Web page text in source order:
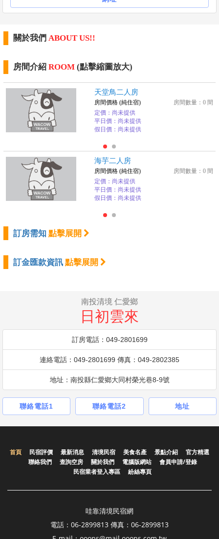
關於我們 ABOUT US!!
房間介紹 ROOM (點擊縮圖放大)
天堂鳥二人房
房間數量：0 間
房間價格 (純住宿)
定價：尚未提供
平日價：尚未提供
假日價：尚未提供
海芋二人房
房間數量：0 間
房間價格 (純住宿)
定價：尚未提供
平日價：尚未提供
假日價：尚未提供
訂房需知 點擊展開
訂金匯款資訊 點擊展開
南投清境 仁愛鄉
日初雲來
訂房電話：049-2801699
連絡電話：049-2801699 傳真：049-2802385
地址：南投縣仁愛鄉大同村榮光巷8-9號
聯絡電話1 聯絡電話2 地址
首頁 民宿評價 最新消息 清境民宿 美食名產 景點介紹
官方精選
聯絡我們
查詢空房 關於我們 電腦版網站
會員申請/登錄
民宿業者登入專區
紛絲專頁
哇靠清境民宿網
電話：06-2899813 傳真：06-2899813